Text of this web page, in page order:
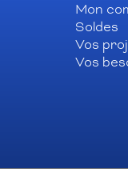
Mon
Soldes
Vos
Vos